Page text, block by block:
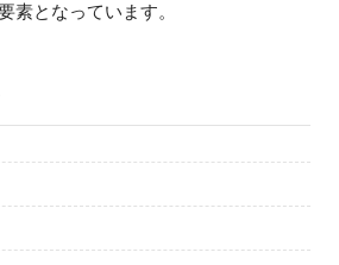
素となっています。